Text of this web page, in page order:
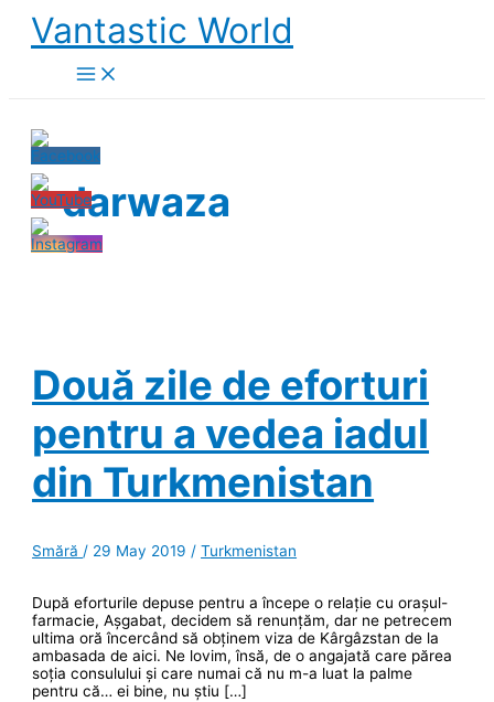
Skip
content
Vantastic World
darwaza
Două zile de eforturi
pentru a vedea iadul
din Turkmenistan
Smără / 29 May 2019 /Turkmenistan
După eforturile depuse pentru a începe o relație cu orașul-
farmacie, Așgabat, decidem să renunțăm, dar ne petrecem
ultima oră încercând să obținem viza de Kârgâzstan de la
ambasada de aici. Ne lovim, însă, de o angajată care părea
soția consulului și care numai că nu m-a luat la palme
pentru că… ei bine, nu știu […]